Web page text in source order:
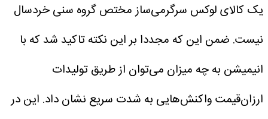
یک کالای لوکس سرگرمی‌ساز مختص گروه سنی خردسال
نیست. ضمن این که مجددا بر این نکته تاکید شد که با
انیمیشن به چه میزان می‌توان از طریق تولیدات
ارزان‌قیمت واکنش‌هایی به شدت سریع نشان داد. این در